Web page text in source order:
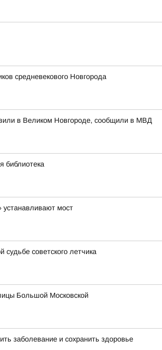
средневекового Новгорода
в Великом Новгороде, сообщили в МВД
библиотека
устанавливают мост
советского летчика
Большой Московской
заболевание и сохранить здоровье